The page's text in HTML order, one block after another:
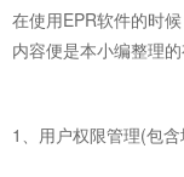
在使用EPR软件的时
内容便是本小编整理
1、用户权限管理(包